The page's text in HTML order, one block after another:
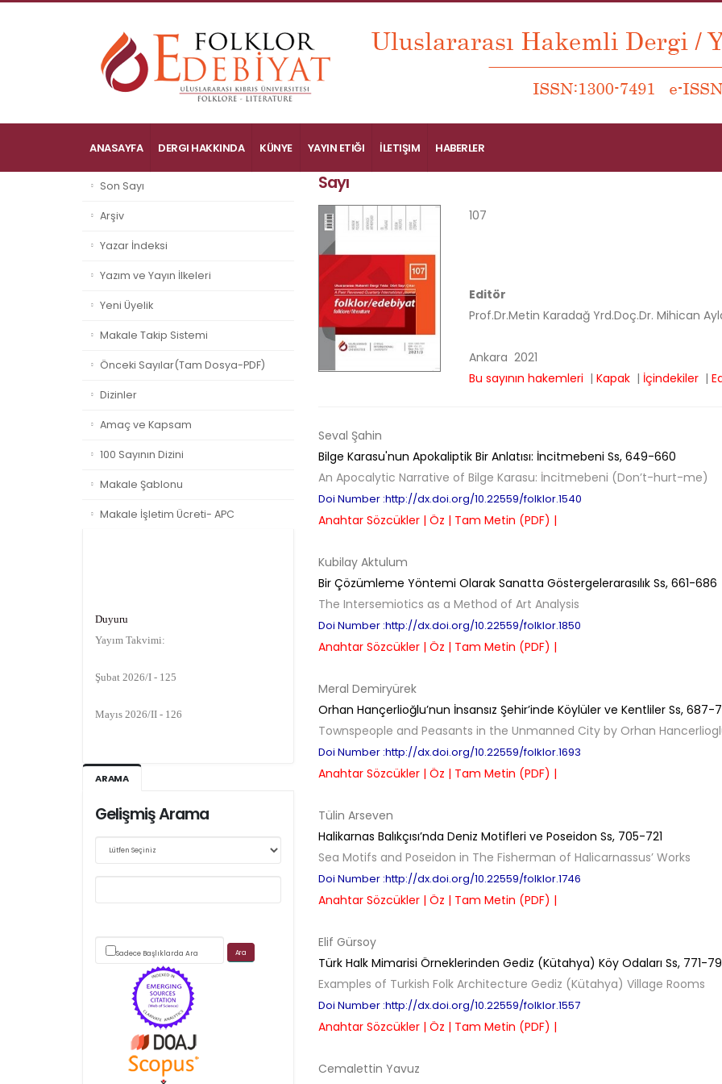
ANASAYFA DERGI HAKKINDA KÜNYE YAYIN ETIĞI İLETIŞIM HABERLER
Son Sayı
Arşiv
Yazar İndeksi
Yazım ve Yayın İlkeleri
Yeni Üyelik
Makale Takip Sistemi
Önceki Sayılar(Tam Dosya-PDF)
Dizinler
Amaç ve Kapsam
100 Sayının Dizini
Makale Şablonu
Makale İşletim Ücreti- APC
Şubat 2026/I - 125
Mayıs 2026/II - 126
Ağustos 2026/III - 127
Scimago's grade
APC ödemesi
ARAMA
Gelişmiş Arama
Sadece Başlıklarda Ara
Sayı
107
Editör
Prof.Dr.Metin Karadağ Yrd.Doç.Dr. Mihican
Ankara 2021
Bu sayının hakemleri | Kapak| İçindekiler|
Seval Şahin
Bilge Karasu'nun Apokaliptik Bir Anlatısı: İncitmebeni Ss, 649-660
An Apocalytic Narrative of Bilge Karasu: İncitmebeni (Don’t-hurt-me)
Doi Number :http://dx.doi.org/10.22559/folklor.1540
Anahtar Sözcükler | Öz | Tam Metin (PDF) |
Kubilay Aktulum
Bir Çözümleme Yöntemi Olarak Sanatta Göstergelerarasılık Ss, 661-686
The Intersemiotics as a Method of Art Analysis
Doi Number :http://dx.doi.org/10.22559/folklor.1850
Anahtar Sözcükler | Öz | Tam Metin (PDF) |
Meral Demiryürek
Orhan Hançerlioğlu’nun İnsansız Şehir’inde Köylüler ve Kentliler Ss, 687-
Townspeople and Peasants in the Unmanned City by Orhan
Doi Number :http://dx.doi.org/10.22559/folklor.1693
Anahtar Sözcükler | Öz | Tam Metin (PDF) |
Tülin Arseven
Halikarnas Balıkçısı’nda Deniz Motifleri ve Poseidon Ss, 705-721
Sea Motifs and Poseidon in The Fisherman of Halicarnassus’ Works
Doi Number :http://dx.doi.org/10.22559/folklor.1746
Anahtar Sözcükler | Öz | Tam Metin (PDF) |
Elif Gürsoy
Türk Halk Mimarisi Örneklerinden Gediz (Kütahya) Köy Odaları Ss, 771-
Examples of Turkish Folk Architecture Gediz (Kütahya) Village Rooms
Doi Number :http://dx.doi.org/10.22559/folklor.1557
Anahtar Sözcükler | Öz | Tam Metin (PDF) |
Cemalettin Yavuz